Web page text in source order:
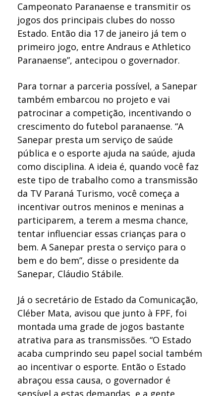
Campeonato Paranaense e transmitir os
jogos dos principais clubes do nosso
Estado. Então dia 17 de janeiro já tem o
primeiro jogo, entre Andraus e Athletico
Paranaense”, antecipou o governador.
Para tornar a parceria possível, a Sanepar
também embarcou no projeto e vai
patrocinar a competição, incentivando o
crescimento do futebol paranaense. “A
Sanepar presta um serviço de saúde
pública e o esporte ajuda na saúde, ajuda
como disciplina. A ideia é, quando você faz
este tipo de trabalho como a transmissão
da TV Paraná Turismo, você começa a
incentivar outros meninos e meninas a
participarem, a terem a mesma chance,
tentar influenciar essas crianças para o
bem. A Sanepar presta o serviço para o
bem e do bem”, disse o presidente da
Sanepar, Cláudio Stábile.
Já o secretário de Estado da Comunicação,
Cléber Mata, avisou que junto à FPF, foi
montada uma grade de jogos bastante
atrativa para as transmissões. “O Estado
acaba cumprindo seu papel social também
ao incentivar o esporte. Então o Estado
abraçou essa causa, o governador é
sensível a estas demandas, e a gente